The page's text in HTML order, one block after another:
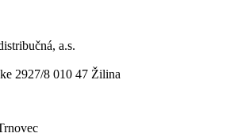
a.s.
2927/8 010 47 Žilina